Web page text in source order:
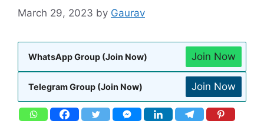
March 29, 2023 by Gaurav
WhatsApp Group (Join Now) Join Now
Telegram Group (Join Now) Join Now